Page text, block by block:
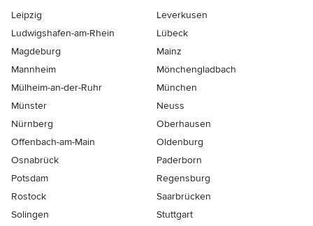
Leipzig
Leverkusen
Ludwigshafen-am-Rhein
Lübeck
Magdeburg
Mainz
Mannheim
Mönchen­gladbach
Mülheim-an-der-Ruhr
München
Münster
Neuss
Nürnberg
Oberhausen
Offenbach-am-Main
Oldenburg
Osnabrück
Paderborn
Potsdam
Regensburg
Rostock
Saarbrücken
Solingen
Stuttgart